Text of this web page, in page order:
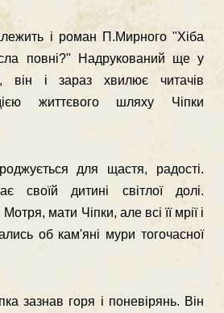
і роман П.Мирного "Хіба
повні?" Надрукований ще у
він і зараз хвилює читачів
життєвого шляху Чіпки
для щастя, радості.
своїй дитині світлої долі.
мати Чіпки, але всі її мрії і
об кам'яні мури тогочасної
зазнав горя і поневірянь. Він